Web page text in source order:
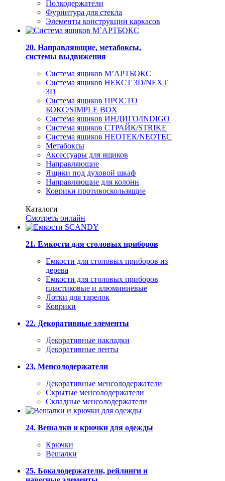
Полкодержатели
Фурнитура для стекла
Элементы конструкции каркасов
20. Направляющие, метабоксы,
системы выдвижения
Система ящиков М’АРТБОКС
Система ящиков НЕКСТ 3D/NEXT
3D
Система ящиков ПРОСТО
БОКС/SIMPLE BOX
Система ящиков ИНДИГО/INDIGO
Система ящиков СТРАЙК/STRIKE
Система ящиков НЕОТЕК/NEOTEC
Метабоксы
Аксессуары для ящиков
Направляющие
Ящики под духовой шкаф
Направляющие для колонн
Коврики противоскользящие
Каталоги
Смотреть онлайн
21. Емкости для столовых приборов
Емкости для столовых приборов из
дерева
Емкости для столовых приборов
пластиковые и алюминиевые
Лотки для тарелок
Коврики
22. Декоративные элементы
Декоративные накладки
Декоративные ленты
23. Менсолодержатели
Декоративные менсолодержатели
Скрытые менсолодержатели
Складные менсолодержатели
24. Вешалки и крючки для одежды
Крючки
Вешалки
25. Бокалодержатели, рейлинги и